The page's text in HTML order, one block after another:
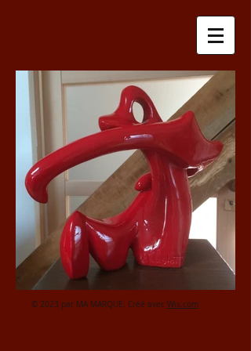
© 2023 par MA MARQUE. Créé avec Wix.com